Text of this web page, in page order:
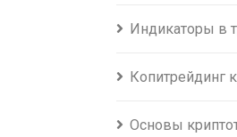
Индикаторы в
Копитрейдинг
Основы